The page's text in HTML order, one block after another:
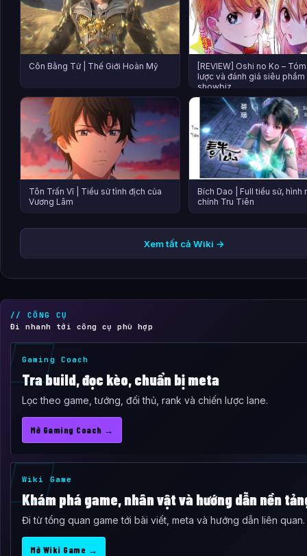
Côn Bằng Tử | Thế Giới Hoàn Mỹ
[REVIEW] Oshi no Ko –
lược và đánh giá siêu phẩm
showbiz
Tôn Trấn Vĩ | Tiểu sử tình địch của
Vương Lâm
Bích Dao | Full tiểu sử, hình
chính Tru Tiên
Xem tất cả Wiki →
// CÔNG CỤ
Đi nhanh tới công cụ phù hợp
Gaming Coach
Tra build, đọc kèo, chuẩn bị meta
Lọc theo game, tướng, đối thủ, rank và chiến lược lane.
Mở Gaming Coach →
Wiki Game
Khám phá game, nhân vật và hướng dẫn nền
Đi từ tổng quan game tới bài viết, meta và hướng dẫn liên quan.
Mở Wiki Game →